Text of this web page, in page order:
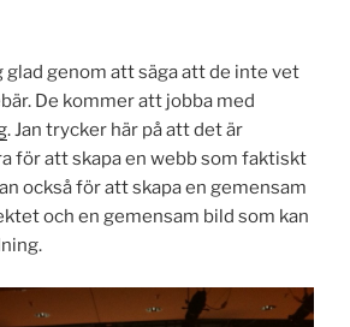
glad genom att säga att de inte vet
De kommer att jobba med
. Jan trycker här på att det är
för att skapa en webb som faktiskt
också för att skapa en gemensam
och en gemensam bild som kan